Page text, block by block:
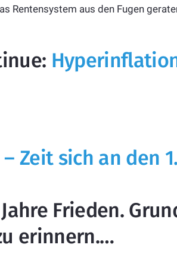
Rentensystem aus den Fugen
Zeit sich an den
Frieden.
erinnern.…